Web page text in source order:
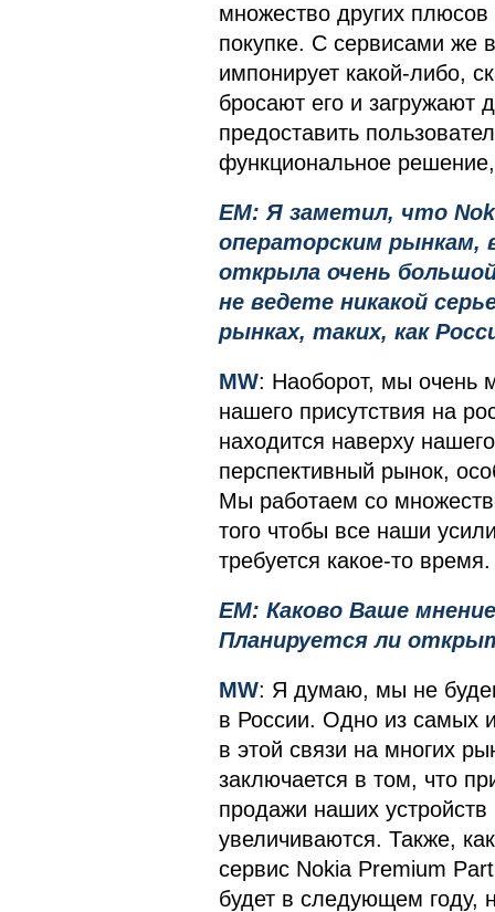
множество других
покупке. С сервисами же
импонирует какой-либо,
бросают его и загружают
предоставить
функциональное
EM: Я заметил, что
операторским рынкам,
открыла очень
не ведете никакой
рынках, таких, как
MW: Наоборот, мы очень
нашего присутствия на
находится наверху
перспективный рынок,
Мы работаем со
того чтобы все наши
требуется какое-то время.
EM: Каково Ваше
Планируется ли
MW: Я думаю, мы не
в России. Одно из самых
в этой связи на многих
заключается в том, что
продажи наших устройств
увеличиваются. Также,
сервис Nokia Premium
будет в следующем году,